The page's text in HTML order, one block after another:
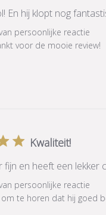
En hij klopt nog
persoonlijke reactie
voor de mooie review!
Kwaliteit!
fijn en heeft een
persoonlijke reactie
om te horen dat hij goed